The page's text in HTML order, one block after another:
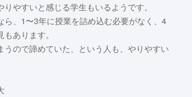
やすいと感じる学生もいるようです。
、1〜3年に授業を詰め込む必要がなく、4
あります。
ので諦めていた、という人も、やりやすい